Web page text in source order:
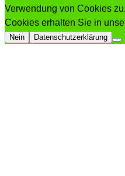
Verwendung von Cookies
Cookies erhalten Sie in
Nein
Datenschutzerklärung